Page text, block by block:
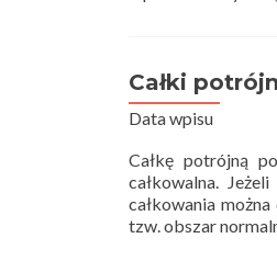
Całki
Data wpisu
Całkę potrójną
całkowalna.
całkowania
tzw. obszar